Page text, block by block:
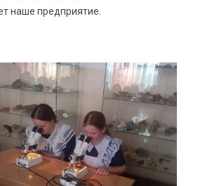
наше предприятие.